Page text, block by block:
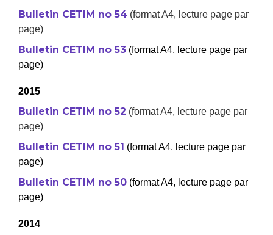
Bulletin CETIM no 54 (format A4, lecture page par
page)
Bulletin CETIM no 53 (format A4, lecture page par
page)
2015
Bulletin CETIM no 52 (format A4, lecture page par
page)
Bulletin CETIM no 51 (format A4, lecture page par
page)
Bulletin CETIM no 50 (format A4, lecture page par
page)
2014